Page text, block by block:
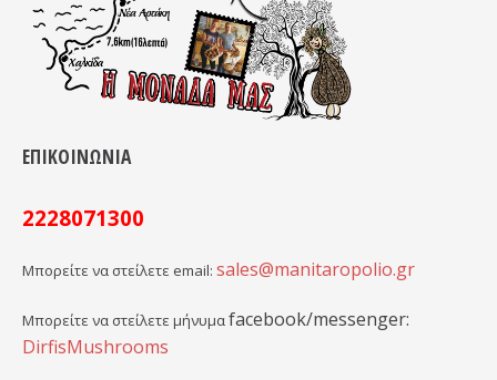
ΕΠΙΚΟΙΝΩΝΙΑ
2228071300
Μπορείτε να στείλετε email: sales@manitaropolio.gr
Μπορείτε να στείλετε μήνυμαfacebook/messenger:
DirfisMushrooms